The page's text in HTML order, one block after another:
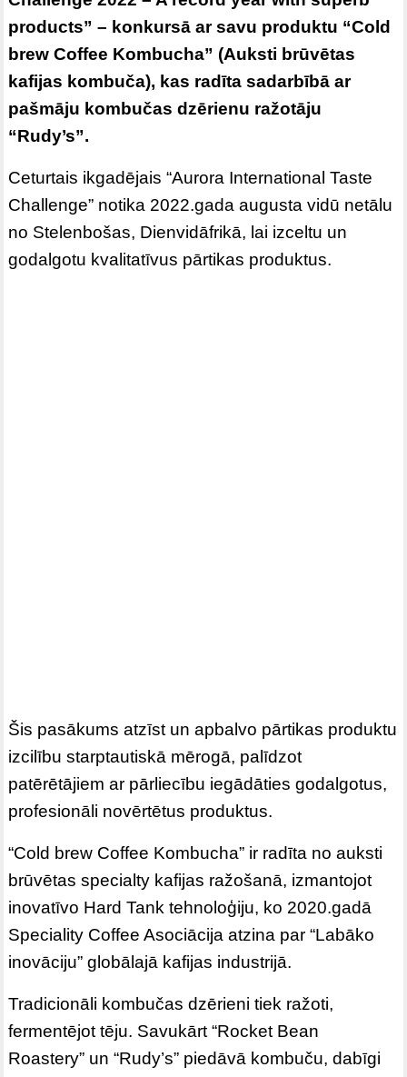
products” – konkursā ar savu produktu “Cold
brew Coffee Kombucha” (Auksti brūvētas
kafijas kombuča), kas radīta sadarbībā ar
pašmāju kombučas dzērienu ražotāju
“Rudy’s”.
Ceturtais ikgadējais “Aurora International Taste
Challenge” notika 2022.gada augusta vidū netālu
no Stelenbošas, Dienvidāfrikā, lai izceltu un
godalgotu kvalitatīvus pārtikas produktus.
Šis pasākums atzīst un apbalvo pārtikas produktu
izcilību starptautiskā mērogā, palīdzot
patērētājiem ar pārliecību iegādāties godalgotus,
profesionāli novērtētus produktus.
“Cold brew Coffee Kombucha” ir radīta no auksti
brūvētas specialty kafijas ražošanā, izmantojot
inovatīvo Hard Tank tehnoloģiju, ko 2020.gadā
Speciality Coffee Asociācija atzina par “Labāko
inovāciju” globālajā kafijas industrijā.
Tradicionāli kombučas dzērieni tiek ražoti,
fermentējot tēju. Savukārt “Rocket Bean
Roastery” un “Rudy’s” piedāvā kombuču, dabīgi